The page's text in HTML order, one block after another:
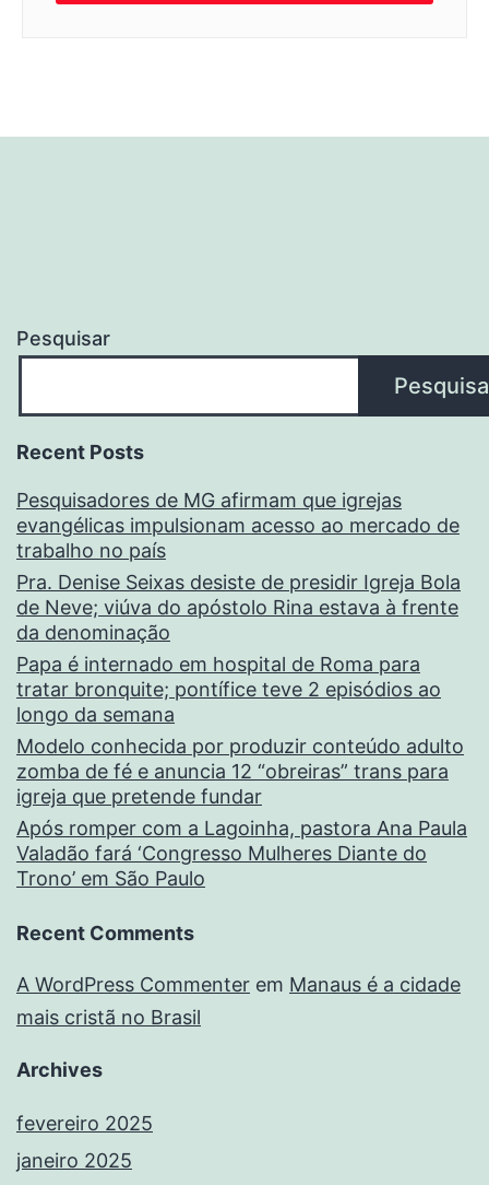
Pesquisar
Recent Posts
Pesquisadores de MG afirmam que igrejas
evangélicas impulsionam acesso ao mercado de
trabalho no país
Pra. Denise Seixas desiste de presidir Igreja Bola
de Neve; viúva do apóstolo Rina estava à frente
da denominação
Papa é internado em hospital de Roma para
tratar bronquite; pontífice teve 2 episódios ao
longo da semana
Modelo conhecida por produzir conteúdo adulto
zomba de fé e anuncia 12 “obreiras” trans para
igreja que pretende fundar
Após romper com a Lagoinha, pastora Ana Paula
Valadão fará ‘Congresso Mulheres Diante do
Trono’ em São Paulo
Recent Comments
A WordPress Commenter em Manaus é a cidade
mais cristã no Brasil
Archives
fevereiro 2025
janeiro 2025